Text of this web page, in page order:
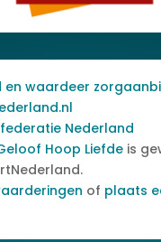
Hoop Liefde is
of plaats